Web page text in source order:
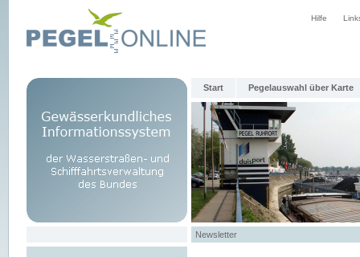
Hilfe
Start Pegelauswahl über Karte
Newsletter